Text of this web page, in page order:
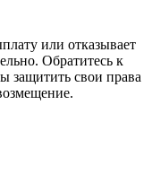
или отказывает
Обратитесь к
защитить свои права